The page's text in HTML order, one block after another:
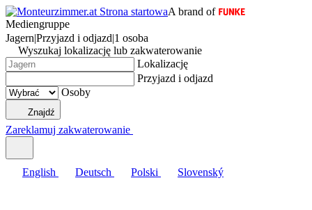
A brand of
Mediengruppe
Jagern|Przyjazd i odjazd|1 osoba
Wyszukaj lokalizację lub zakwaterowanie
Lokalizację
Przyjazd i odjazd
Osoby
Znajdź
Zareklamuj zakwaterowanie
English Deutsch Polski Slovenský